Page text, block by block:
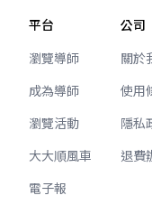
資訊） • 後續可行的發展方向，或是否適合安排
中、希望理清
下一步！
系，卻不確定
NGO → 企業溝
懂、用得上的價值 ✨ 這堂諮詢和一般
的差別 相較於
mentoring 會
話節奏 🧠 深入
只談「往哪走」，也
平台
瀏覽導師
成為導師
瀏覽活動
大大順風車
電子報
公司
關於
使用
隱私
退費